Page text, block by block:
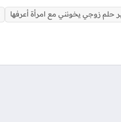
حلم زوجي يخونني مع امرأة أعرفها